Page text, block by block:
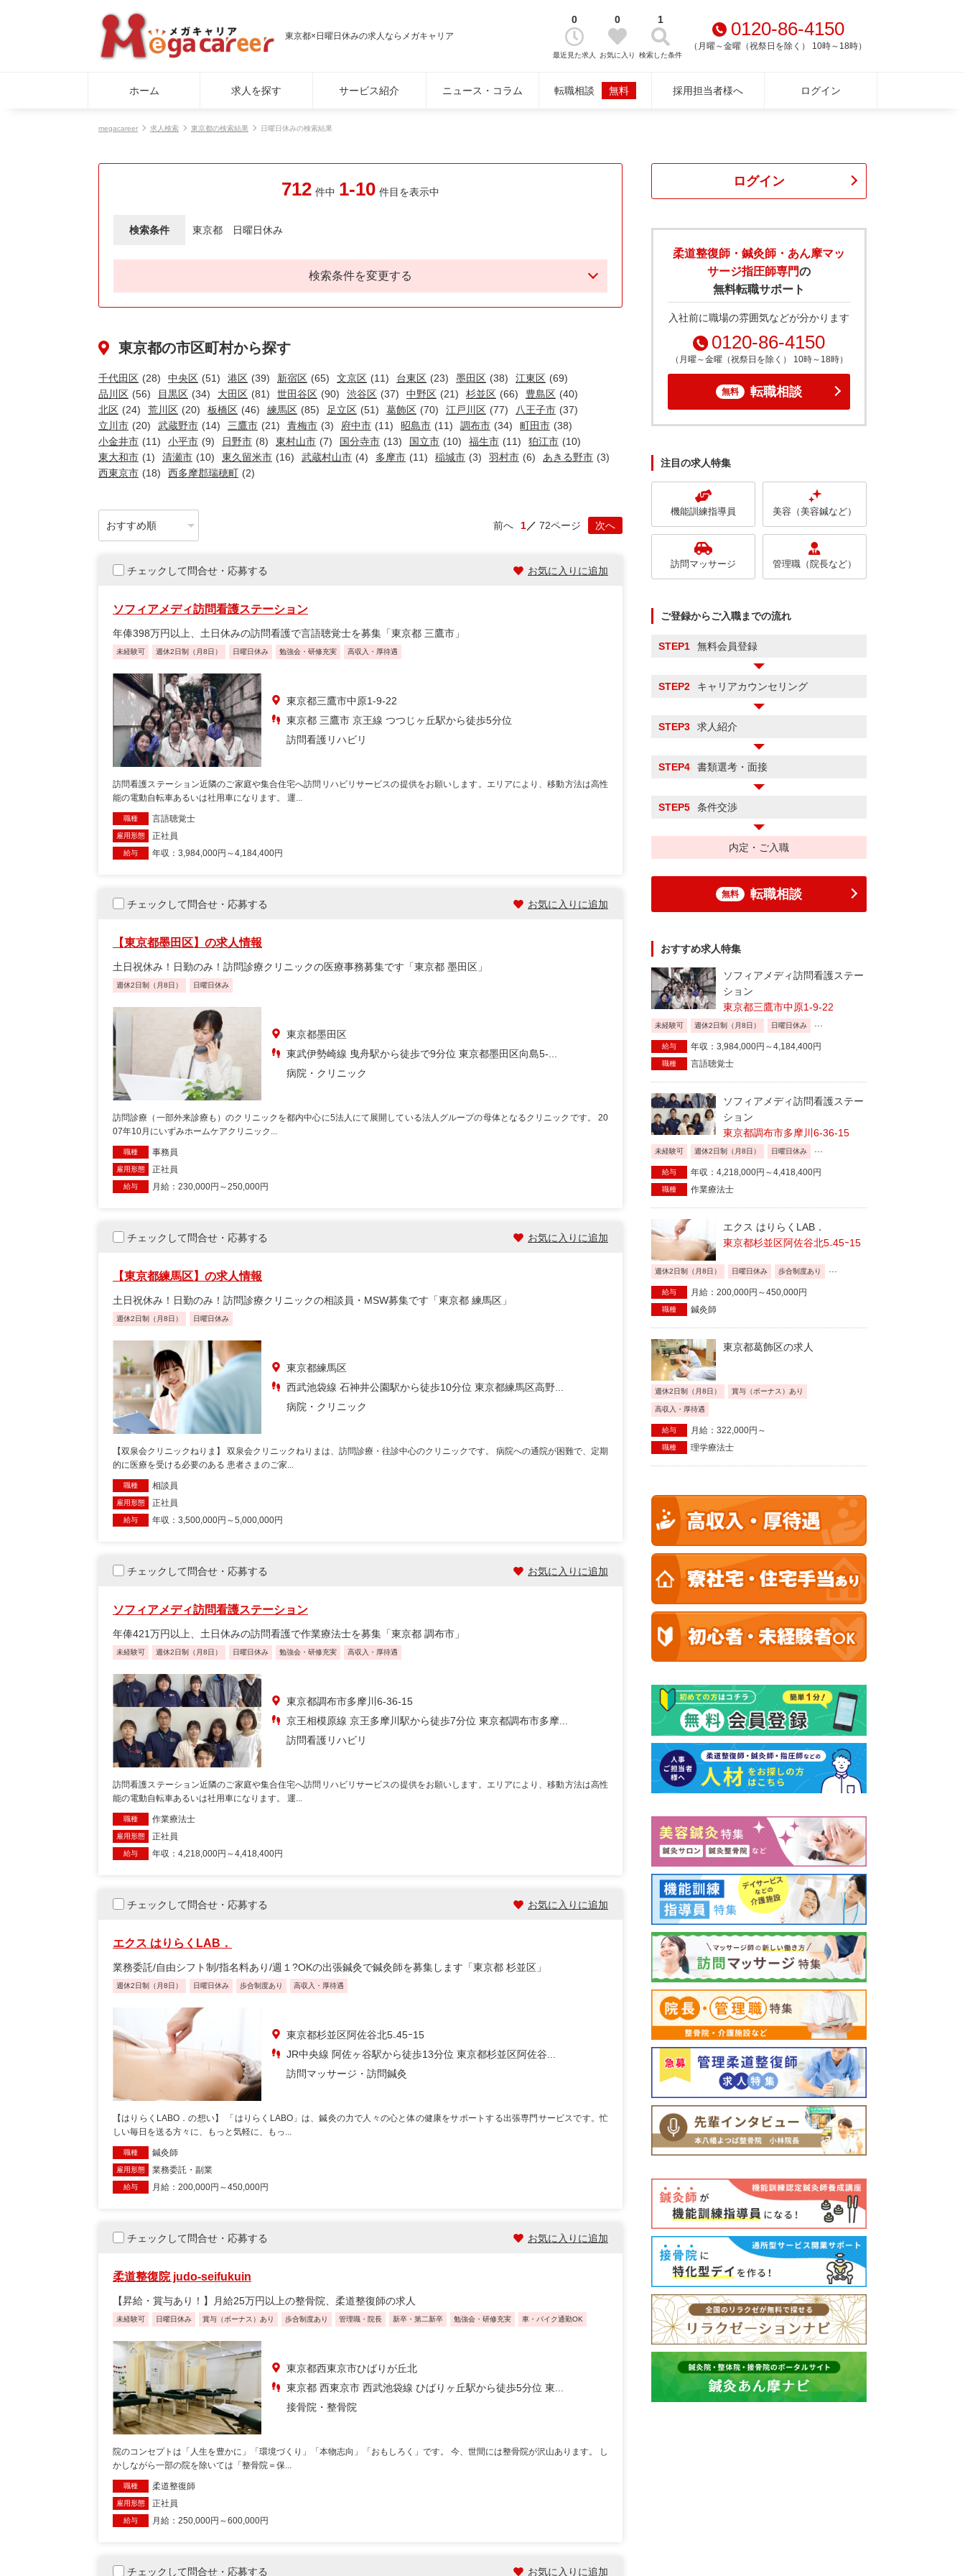
東京都×日曜日休みの求人ならメガキャリア
0
最近見た求人
0
お気に入り
1
検索した条件
0120-86-4150
（月曜～金曜（祝祭日を除く） 10時～18時）
ホーム 求人を探す サービス紹介 ニュース・コラム 転職相談 無料 採用担当者様へ ログイン
megacareer 求人検索 東京都の検索結果 日曜日休みの検索結果
712 件中 1-10 件目を表示中
検索条件 東京都 日曜日休み
検索条件を変更する
東京都の市区町村から探す
千代田区 (28) 中央区 (51) 港区 (39) 新宿区 (65) 文京区 (11) 台東区 (23) 墨田区 (38) 江東区 (69)
品川区 (56) 目黒区 (34) 大田区 (81) 世田谷区 (90) 渋谷区 (37) 中野区 (21) 杉並区 (66) 豊島区 (40)
北区 (24) 荒川区 (20) 板橋区 (46) 練馬区 (85) 足立区 (51) 葛飾区 (70) 江戸川区 (77) 八王子市 (37)
立川市 (20) 武蔵野市 (14) 三鷹市 (21) 青梅市 (3) 府中市 (11) 昭島市 (11) 調布市 (34) 町田市 (38)
小金井市 (11) 小平市 (9) 日野市 (8) 東村山市 (7) 国分寺市 (13) 国立市 (10) 福生市 (11) 狛江市 (10)
東大和市 (1) 清瀬市 (10) 東久留米市 (16) 武蔵村山市 (4) 多摩市 (11) 稲城市 (3) 羽村市 (6) あきる野市 (3)
西東京市 (18) 西多摩郡瑞穂町 (2)
前へ 1 72ページ 次へ
チェックして問合せ・応募する お気に入りに追加
ソフィアメディ訪問看護ステーション
年俸398万円以上、土日休みの訪問看護で言語聴覚士を募集「東京都 三鷹市」
未経験可 週休2日制（月8日） 日曜日休み 勉強会・研修充実 高収入・厚待遇
東京都三鷹市中原1-9-22
東京都 三鷹市 京王線 つつじヶ丘駅から徒歩5分位
訪問看護リハビリ
訪問看護ステーション近隣のご家庭や集合住宅へ訪問リハビリサービスの提供をお願いします。エリアにより、移動方法は高性
能の電動自転車あるいは社用車になります。 運...
職種 言語聴覚士
雇用形態 正社員
給与 年収：3,984,000円～4,184,400円
チェックして問合せ・応募する お気に入りに追加
【東京都墨田区】の求人情報
土日祝休み！日勤のみ！訪問診療クリニックの医療事務募集です「東京都 墨田区」
週休2日制（月8日） 日曜日休み
東京都墨田区
東武伊勢崎線 曳舟駅から徒歩で9分位 東京都墨田区向島5-...
病院・クリニック
訪問診療（一部外来診療も）のクリニックを都内中心に5法人にて展開している法人グループの母体となるクリニックです。 20
07年10月にいずみホームケアクリニック...
職種 事務員
雇用形態 正社員
給与 月給：230,000円～250,000円
チェックして問合せ・応募する お気に入りに追加
【東京都練馬区】の求人情報
土日祝休み！日勤のみ！訪問診療クリニックの相談員・MSW募集です「東京都 練馬区」
週休2日制（月8日） 日曜日休み
東京都練馬区
西武池袋線 石神井公園駅から徒歩10分位 東京都練馬区高野...
病院・クリニック
【双泉会クリニックねりま】 双泉会クリニックねりまは、訪問診療・往診中心のクリニックです。 病院への通院が困難で、定期
的に医療を受ける必要のある 患者さまのご家...
職種 相談員
雇用形態 正社員
給与 年収：3,500,000円～5,000,000円
チェックして問合せ・応募する お気に入りに追加
ソフィアメディ訪問看護ステーション
年俸421万円以上、土日休みの訪問看護で作業療法士を募集「東京都 調布市」
未経験可 週休2日制（月8日） 日曜日休み 勉強会・研修充実 高収入・厚待遇
東京都調布市多摩川6-36-15
京王相模原線 京王多摩川駅から徒歩7分位 東京都調布市多摩...
訪問看護リハビリ
訪問看護ステーション近隣のご家庭や集合住宅へ訪問リハビリサービスの提供をお願いします。エリアにより、移動方法は高性
能の電動自転車あるいは社用車になります。 運...
職種 作業療法士
雇用形態 正社員
給与 年収：4,218,000円～4,418,400円
チェックして問合せ・応募する お気に入りに追加
エクス はりらくLAB．
業務委託/自由シフト制/指名料あり/週１?OKの出張鍼灸で鍼灸師を募集します「東京都 杉並区」
週休2日制（月8日） 日曜日休み 歩合制度あり 高収入・厚待遇
東京都杉並区阿佐谷北5₋45ｰ15
JR中央線 阿佐ヶ谷駅から徒歩13分位 東京都杉並区阿佐谷...
訪問マッサージ・訪問鍼灸
【はりらくLABO．の想い】 「はりらくLABO」は、鍼灸の力で人々の心と体の健康をサポートする出張専門サービスです。忙
しい毎日を送る方々に、もっと気軽に、もっ...
職種 鍼灸師
雇用形態 業務委託・副業
給与 月給：200,000円～450,000円
チェックして問合せ・応募する お気に入りに追加
柔道整復院 judo-seifukuin
【昇給・賞与あり！】月給25万円以上の整骨院、柔道整復師の求人
未経験可 日曜日休み 賞与（ボーナス）あり 歩合制度あり 管理職・院長 新卒・第二新卒 勉強会・研修充実 車・バイク通勤OK
東京都西東京市ひばりが丘北
東京都 西東京市 西武池袋線 ひばりヶ丘駅から徒歩5分位 東...
接骨院・整骨院
院のコンセプトは「人生を豊かに」「環境づくり」「本物志向」「おもしろく」です。 今、世間には整骨院が沢山あります。 し
かしながら一部の院を除いては「整骨院＝保...
職種 柔道整復師
雇用形態 正社員
給与 月給：250,000円～600,000円
チェックして問合せ・応募する お気に入りに追加
ログイン
柔道整復師・鍼灸師・あん摩マッ
サージ指圧師専門の
無料転職サポート
入社前に職場の雰囲気などが分かります
0120-86-4150
（月曜～金曜（祝祭日を除く） 10時～18時）
無料 転職相談
注目の求人特集
機能訓練指導員 美容（美容鍼など）
訪問マッサージ 管理職（院長など）
ご登録からご入職までの流れ
STEP1 無料会員登録
STEP2 キャリアカウンセリング
STEP3 求人紹介
STEP4 書類選考・面接
STEP5 条件交渉
内定・ご入職
無料 転職相談
おすすめ求人特集
ソフィアメディ訪問看護ステー
ション
東京都三鷹市中原1-9-22
未経験可 週休2日制（月8日） 日曜日休み
給与 年収：3,984,000円～4,184,400円
職種 言語聴覚士
ソフィアメディ訪問看護ステー
ション
東京都調布市多摩川6-36-15
未経験可 週休2日制（月8日） 日曜日休み
給与 年収：4,218,000円～4,418,400円
職種 作業療法士
エクス はりらくLAB．
東京都杉並区阿佐谷北5₋45ｰ15
週休2日制（月8日） 日曜日休み 歩合制度あり
給与 月給：200,000円～450,000円
職種 鍼灸師
東京都葛飾区の求人
週休2日制（月8日） 賞与（ボーナス）あり
高収入・厚待遇
給与 月給：322,000円～
職種 理学療法士